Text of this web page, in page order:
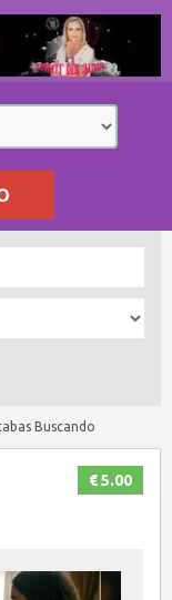
Buscando
€ 5.00